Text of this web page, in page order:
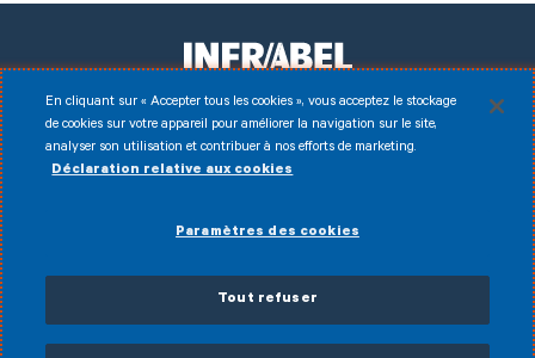
FacebookInstagramLinkedInYoutube
Disclaimer
En cliquant sur « Accepter tous les cookies », vous acceptez le stockage
de cookies sur votre appareil pour améliorer la navigation sur le site,
analyser son utilisation et contribuer à nos efforts de marketing.
Déclaration relative aux cookies
Paramètres des cookies
Tout refuser